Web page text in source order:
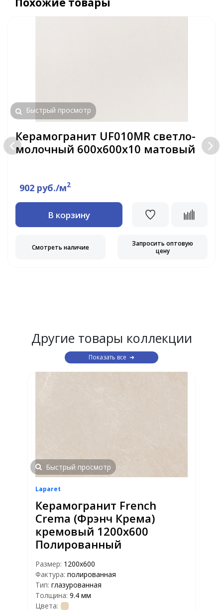
Быстрый просмотр
Керамогранит UF010MR светло-
молочный 600х600х10 матовый
902 руб./м2
В корзину
Смотреть наличие
Запросить оптовую
цену
Другие товары коллекции
Показать все
Быстрый просмотр
Laparet
Керамогранит French
Crema (Фрэнч Крема)
кремовый 1200х600
Полированный
Размер: 1200х600
Фактура: полированная
Тип: глазурованная
Толщина: 9.4 мм
Цвета: